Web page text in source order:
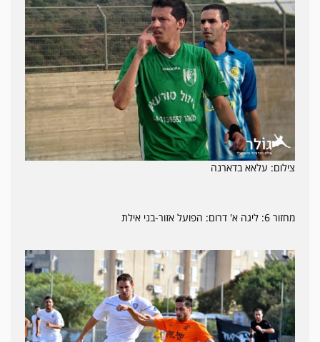
צילום: עלאא בדארנה
מחזור 6: ליגה א' דרום: הפועל אזור-בני אילת